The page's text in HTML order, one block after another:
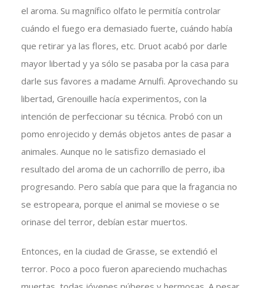
el aroma. Su magnífico olfato le permitía controlar
cuándo el fuego era demasiado fuerte, cuándo había
que retirar ya las flores, etc. Druot acabó por darle
mayor libertad y ya sólo se pasaba por la casa para
darle sus favores a madame Arnulfi. Aprovechando su
libertad, Grenouille hacía experimentos, con la
intención de perfeccionar su técnica. Probó con un
pomo enrojecido y demás objetos antes de pasar a
animales. Aunque no le satisfizo demasiado el
resultado del aroma de un cachorrillo de perro, iba
progresando. Pero sabía que para que la fragancia no
se estropeara, porque el animal se moviese o se
orinase del terror, debían estar muertos.
Entonces, en la ciudad de Grasse, se extendió el
terror. Poco a poco fueron apareciendo muchachas